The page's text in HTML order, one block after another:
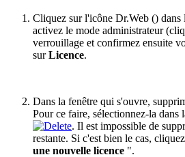
Cliquez sur l'icône Dr.Web () dans
activez le mode administrateur
verrouillage et confirmez ensuite
surLicence.
Dans la fenêtre qui s'ouvre,
Pour ce faire, sélectionnez-la dans
. Il est impossible de
restante. Si c'est bien le cas,
une nouvelle licence ".